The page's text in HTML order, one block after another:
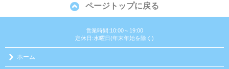
ページトップに戻る
営業時間:10:00～19:00
定休日:水曜日(年末年始を除く)
ホーム